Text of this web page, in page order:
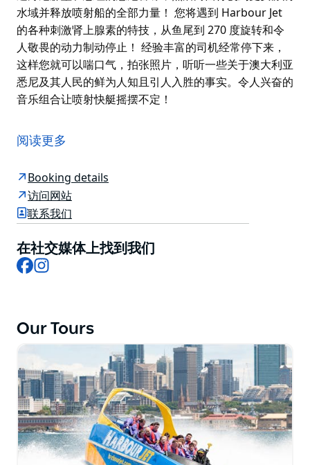
水域并释放喷射船的全部力量！ 您将遇到 Harbour Jet
的各种刺激肾上腺素的特技，从鱼尾到 270 度旋转和令
人敬畏的动力制动停止！ 经验丰富的司机经常停下来，
这样您就可以喘口气，拍张照片，听听一些关于澳大利亚
悉尼及其人民的鲜为人知且引人入胜的事实。令人兴奋的
音乐组合让喷射快艇摇摆不定！
港，在海港大桥下，经过歌剧院和澳大利亚海军舰队，掠
过丹尼森堡和总理的悉尼官邸，然后向西行驶到更安静的
您将遇到 Harbour Jet 的各种刺激肾上腺素的特技，从鱼
尾到 270 度旋转和令人敬畏的动力制动停止！
照片，听听一些关于澳大利亚悉尼及其人民的鲜为人知且
引人入胜的事实。令人兴奋的音乐组合让喷射快艇摇摆不
阅读更多
Booking details
访问网站
联系我们
在社交媒体上找到我们
Facebook
Our Tours